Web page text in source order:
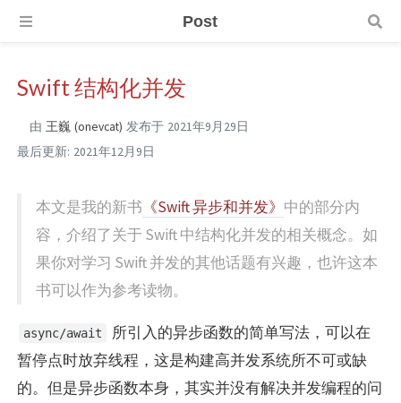
Post
Swift 结构化并发
由 王巍 (onevcat) 发布于 2021年9月29日
最后更新: 2021年12月9日
本文是我的新书 《Swift 异步和并发》 中的部分内
容，介绍了关于 Swift 中结构化并发的相关概念。如
果你对学习 Swift 并发的其他话题有兴趣，也许这本
书可以作为参考读物。
async/await
所引入的异步函数的简单写法，可以在
暂停点时放弃线程，这是构建高并发系统所不可或缺
的。但是异步函数本身，其实并没有解决并发编程的问